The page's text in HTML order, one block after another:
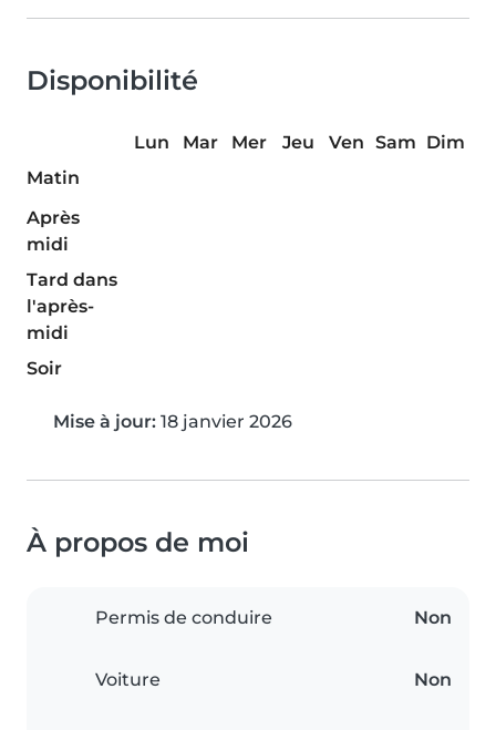
Disponibilité
Lun Mar Mer Jeu Ven Sam Dim
Matin
Après
midi
Tard dans
l'après-
midi
Soir
Mise à jour: 18 janvier 2026
À propos de moi
Permis de conduire Non
Voiture Non